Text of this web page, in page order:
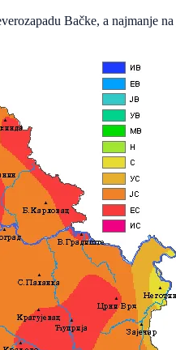
Bačke, a najmanje